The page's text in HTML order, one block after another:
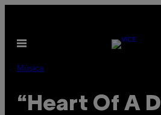
contenido
Abrir
Música
“Heart Of A